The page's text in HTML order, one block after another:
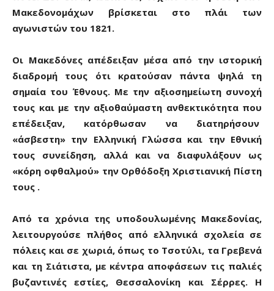
Μακεδονομάχων βρίσκεται στο πλάι των
αγωνιστών του 1821.
Οι Μακεδόνες απέδειξαν μέσα από την ιστορική
διαδρομή τους ότι κρατούσαν πάντα ψηλά τη
σημαία του Έθνους. Με την αξιοσημείωτη συνοχή
τους και με την αξιοθαύμαστη ανθεκτικότητα που
επέδειξαν, κατόρθωσαν να διατηρήσουν
«άσβεστη» την Ελληνική Γλώσσα και την Εθνική
τους συνείδηση, αλλά και να διαφυλάξουν ως
«κόρη οφθαλμού» την Ορθόδοξη Χριστιανική Πίστη
τους .
Από τα χρόνια της υποδουλωμένης Μακεδονίας,
λειτουργούσε πλήθος από ελληνικά σχολεία σε
πόλεις και σε χωριά, όπως το Τσοτύλι, τα Γρεβενά
και τη Σιάτιστα, με κέντρα αποφάσεων τις παλιές
βυζαντινές εστίες, Θεσσαλονίκη και Σέρρες. Η